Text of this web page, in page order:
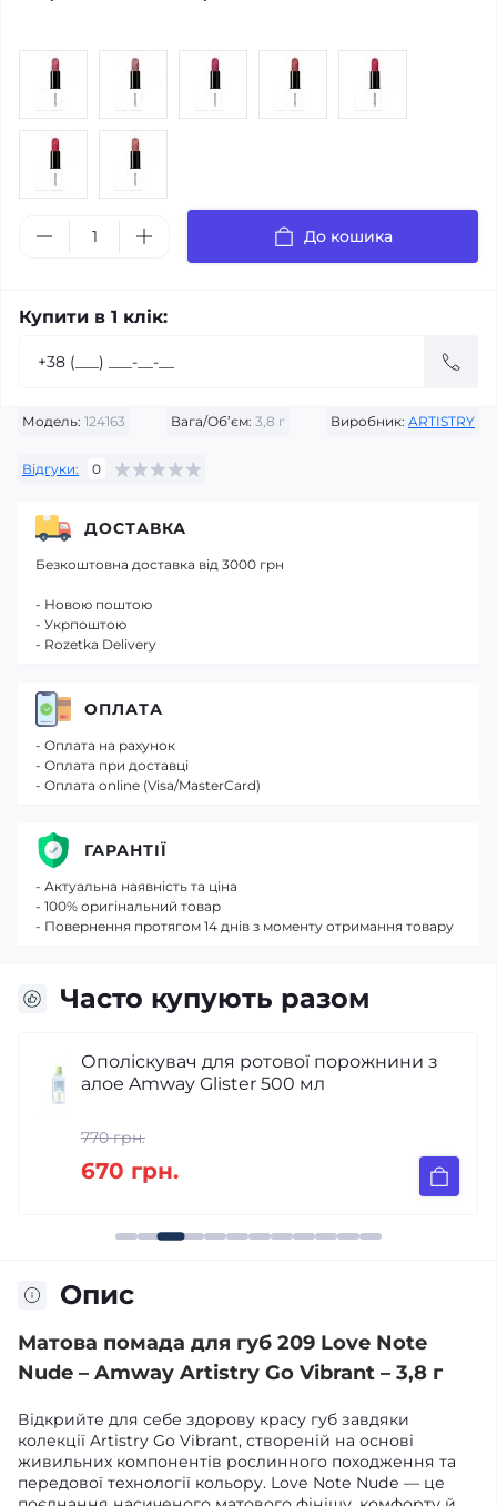
Модель: 124163 Вага/Об’єм: 3,8 г Виробник: ARTISTRY
Відгуки: 0
До кошика
Купити в 1 клік:
Часто купують разом
Ополіскувач для ротової порожнини з
алое Amway Glister 500 мл
770 грн.
670 грн.
Опис
Матова помада для губ 209 Love Note
Nude – Amway Artistry Go Vibrant – 3,8 г
Відкрийте для себе здорову красу губ завдяки
колекції Artistry Go Vibrant, створеній на основі
живильних компонентів рослинного походження та
передової технології кольору. Love Note Nude — це
ДОСТАВКА
Безкоштовна доставка від 3000 грн
- Новою поштою
- Укрпоштою
- Rozetka Delivery
ОПЛАТА
- Оплата на рахунок
- Оплата при доставці
- Оплата online (Visa/MasterCard)
ГАРАНТІЇ
- Актуальна наявність та ціна
- 100% оригінальний товар
- Повернення протягом 14 днів з моменту отримання товару